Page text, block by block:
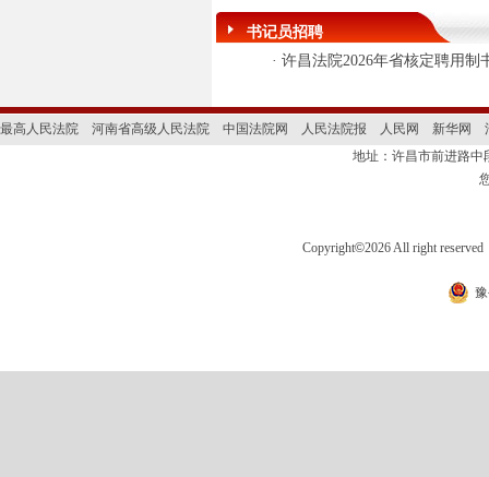
书记员招聘
· 许昌法院2026年省核定聘用制
最高人民法院 河南省高级人民法院 中国法院网 人民法院报 人民网 新华网
地址：许昌市前进路
Copyright©2026 All right